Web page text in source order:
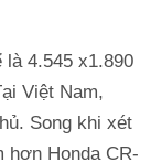
4.545 x1.890
Việt Nam,
Song khi xét
hơn Honda CR-